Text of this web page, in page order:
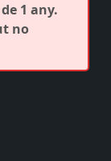
1 any.
no